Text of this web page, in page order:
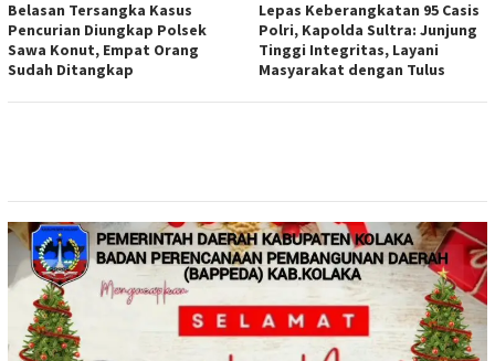
Belasan Tersangka Kasus
Pencurian Diungkap Polsek
Sawa Konut, Empat Orang
Sudah Ditangkap
Lepas Keberangkatan 95 Casis
Polri, Kapolda Sultra: Junjung
Tinggi Integritas, Layani
Masyarakat dengan Tulus